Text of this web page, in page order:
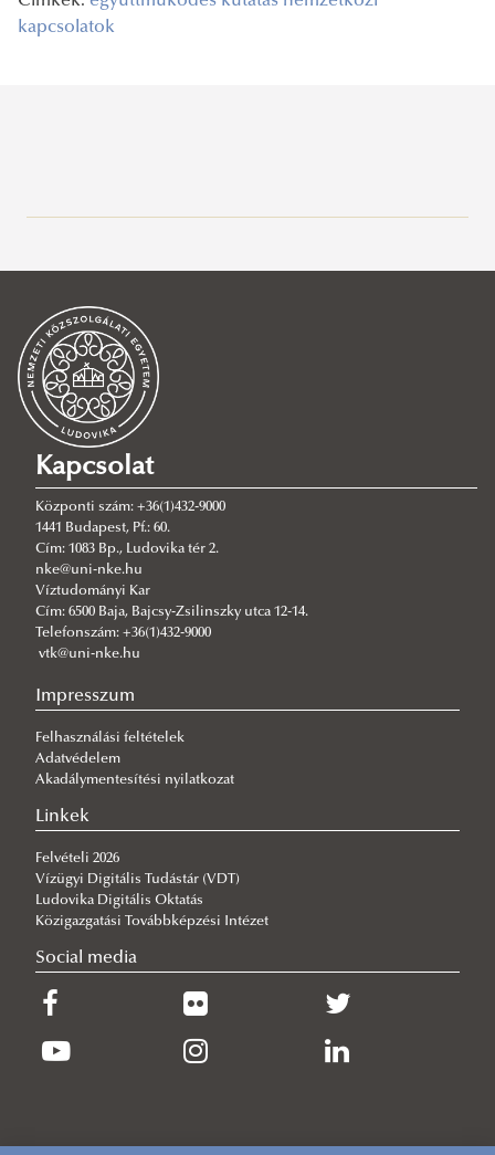
Kritikusan alacsony vízállás a Dunán: Mérési kampányt folytat a
Víztudományi Kar
2026/08/05
Nyílt plenáris előadás Charles J. Vörösmartyval
2026/07/27
Hamarosan indul a jelentkezés az egyetemi pótfelvételire
2026/07/27
Új esély a továbbtanulásra: válaszd az NKE-t a pótfelvételin!
2026/07/23
Növekszik a téradatok szerepe – geodéták találkozója a VTK-n
Kárpát-medencei Környezettudományi Konferencia – a legújabb
kutatási eredmények és szakmai együttműködések jegyében
Közel 2600 új hallgató kezdheti meg tanulmányait az Év Egyeteme-
2026/07/21
VTK-s elismerések az egyetemi tanévzárón
2026/07/14
Sikerrel rendezték meg a Környezettudományi Terepgyakorlatot
2026/07/13
Sikerrel zárult a jubileumi 20. ERB Konferencia Baján
kapcsolatok
Kapcsolat
Központi szám: +36(1)432-9000
1441 Budapest, Pf.: 60.
Cím: 1083 Bp., Ludovika tér 2.
nke@uni-nke.hu
Víztudományi Kar
Cím: 6500 Baja, Bajcsy-Zsilinszky utca 12-14.
Telefonszám: +36(1)432-9000
vtk@uni-nke.hu
Impresszum
Felhasználási feltételek
Adatvédelem
Akadálymentesítési nyilatkozat
Linkek
Felvételi 2026
Vízügyi Digitális Tudástár (VDT)
Ludovika Digitális Oktatás
Közigazgatási Továbbképzési Intézet
Social media